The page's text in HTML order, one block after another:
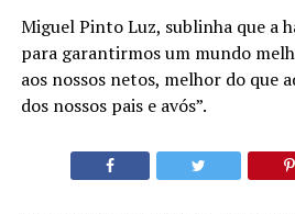
Miguel Pinto Luz, sublinha que a
para garantirmos um mundo
aos nossos netos, melhor do que
dos nossos pais e avós”.